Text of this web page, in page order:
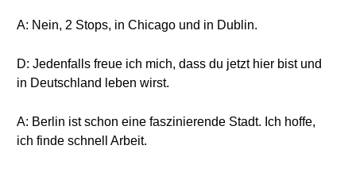
A: Nein, 2 Stops, in Chicago und in Dublin.
D: Jedenfalls freue ich mich, dass du jetzt hier bist und
in Deutschland leben wirst.
A: Berlin ist schon eine faszinierende Stadt. Ich hoffe,
ich finde schnell Arbeit.